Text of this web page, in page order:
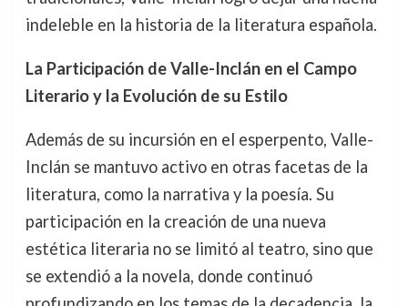
indeleble en la historia de la literatura española.
La Participación de Valle-Inclán en el Campo
Literario y la Evolución de su Estilo
Además de su incursión en el esperpento, Valle-
Inclán se mantuvo activo en otras facetas de la
literatura, como la narrativa y la poesía. Su
participación en la creación de una nueva
estética literaria no se limitó al teatro, sino que
se extendió a la novela, donde continuó